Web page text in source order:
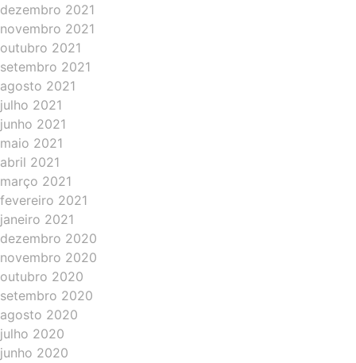
dezembro 2021
novembro 2021
outubro 2021
setembro 2021
agosto 2021
julho 2021
junho 2021
maio 2021
abril 2021
março 2021
fevereiro 2021
janeiro 2021
dezembro 2020
novembro 2020
outubro 2020
setembro 2020
agosto 2020
julho 2020
junho 2020